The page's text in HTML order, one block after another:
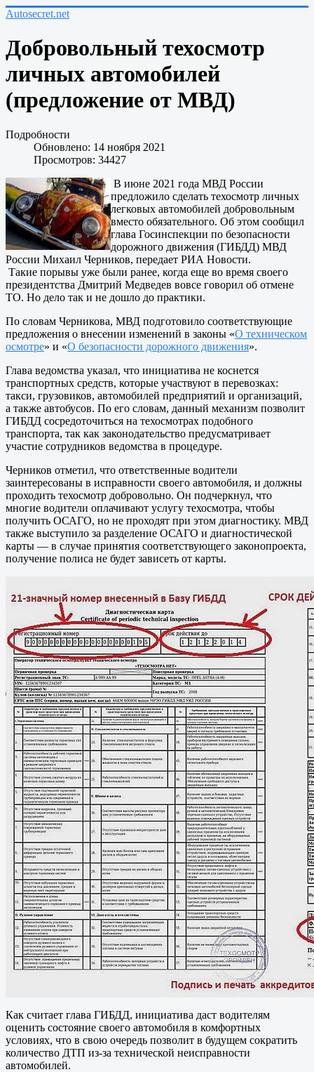
Autosecret.net
Добровольный техосмотр
личных автомобилей
(предложение от МВД)
Подробности
Обновлено: 14 ноября 2021
Просмотров: 34427
В июне 2021 года МВД России
предложило сделать техосмотр личных
легковых автомобилей добровольным
вместо обязательного. Об этом сообщил
глава Госинспекции по безопасности
дорожного движения (ГИБДД) МВД
России Михаил Черников, передает РИА Новости.
Такие порывы уже были ранее, когда еще во время своего
президентства Дмитрий Медведев вовсе говорил об отмене
ТО. Но дело так и не дошло до практики.
По словам Черникова, МВД подготовило соответствующие
предложения о внесении изменений в законы «О техническом
осмотре» и «О безопасности дорожного движения».
Глава ведомства указал, что инициатива не коснется
транспортных средств, которые участвуют в перевозках:
такси, грузовиков, автомобилей предприятий и организаций,
а также автобусов. По его словам, данный механизм позволит
ГИБДД сосредоточиться на техосмотрах подобного
транспорта, так как законодательство предусматривает
участие сотрудников ведомства в процедуре.
Черников отметил, что ответственные водители
заинтересованы в исправности своего автомобиля, и должны
проходить техосмотр добровольно. Он подчеркнул, что
многие водители оплачивают услугу техосмотра, чтобы
получить ОСАГО, но не проходят при этом диагностику. МВД
также выступило за разделение ОСАГО и диагностической
карты — в случае принятия соответствующего законопроекта,
получение полиса не будет зависеть от карты.
Как считает глава ГИБДД, инициатива даст водителям
оценить состояние своего автомобиля в комфортных
условиях, что в свою очередь позволит в будущем сократить
количество ДТП из-за технической неисправности
автомобилей.